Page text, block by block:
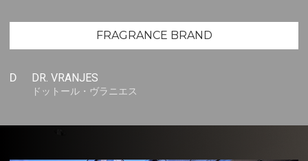
FRAGRANCE BRAND
D DR. VRANJES
ドットール・ヴラニエス